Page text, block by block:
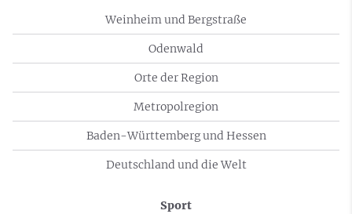
Weinheim und Bergstraße
Odenwald
Orte der Region
Metropolregion
Baden-Württemberg und Hessen
Deutschland und die Welt
Sport